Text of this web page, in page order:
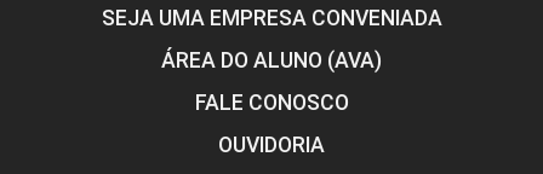
SEJA UMA EMPRESA CONVENIADA
ÁREA DO ALUNO (AVA)
FALE CONOSCO
OUVIDORIA